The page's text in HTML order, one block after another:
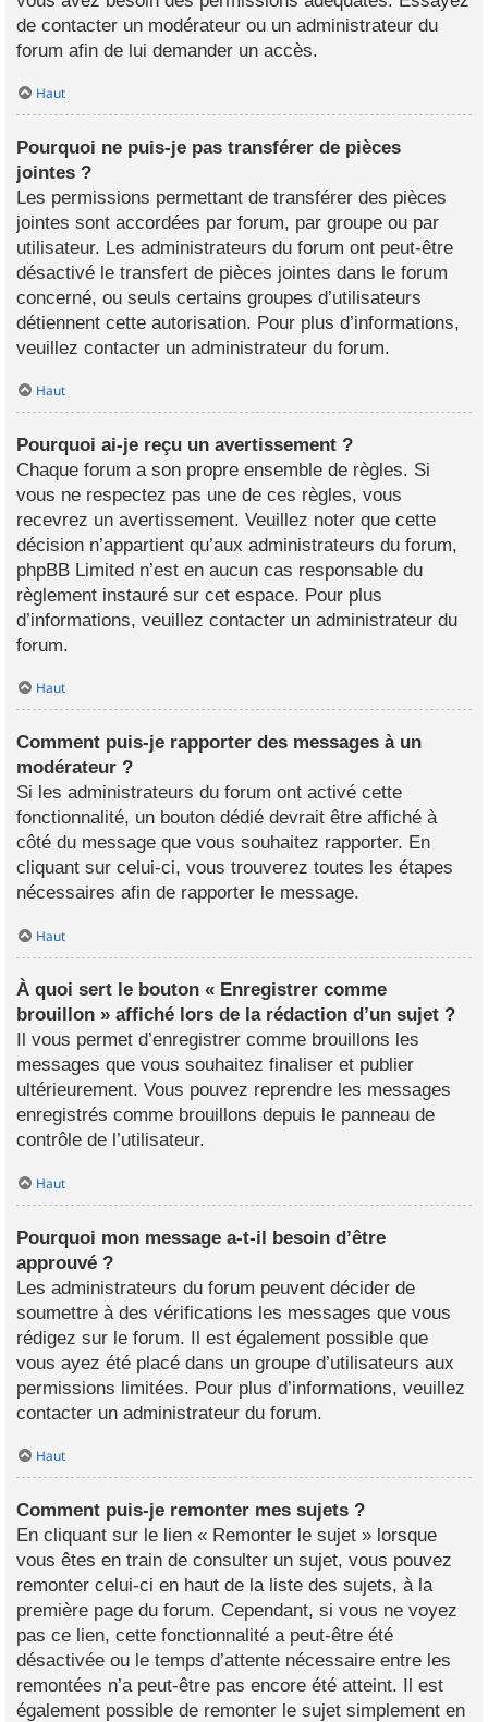
de contacter un modérateur ou un administrateur du
forum afin de lui demander un accès.
Haut
Pourquoi ne puis-je pas transférer de pièces
jointes ?
Les permissions permettant de transférer des pièces
jointes sont accordées par forum, par groupe ou par
utilisateur. Les administrateurs du forum ont peut-être
désactivé le transfert de pièces jointes dans le forum
concerné, ou seuls certains groupes d’utilisateurs
détiennent cette autorisation. Pour plus d’informations,
veuillez contacter un administrateur du forum.
Haut
Pourquoi ai-je reçu un avertissement ?
Chaque forum a son propre ensemble de règles. Si
vous ne respectez pas une de ces règles, vous
recevrez un avertissement. Veuillez noter que cette
décision n’appartient qu’aux administrateurs du forum,
phpBB Limited n’est en aucun cas responsable du
règlement instauré sur cet espace. Pour plus
d’informations, veuillez contacter un administrateur du
forum.
Haut
Comment puis-je rapporter des messages à un
modérateur ?
Si les administrateurs du forum ont activé cette
fonctionnalité, un bouton dédié devrait être affiché à
côté du message que vous souhaitez rapporter. En
cliquant sur celui-ci, vous trouverez toutes les étapes
nécessaires afin de rapporter le message.
Haut
À quoi sert le bouton « Enregistrer comme
brouillon » affiché lors de la rédaction d’un sujet ?
Il vous permet d’enregistrer comme brouillons les
messages que vous souhaitez finaliser et publier
ultérieurement. Vous pouvez reprendre les messages
enregistrés comme brouillons depuis le panneau de
contrôle de l’utilisateur.
Haut
Pourquoi mon message a-t-il besoin d’être
approuvé ?
Les administrateurs du forum peuvent décider de
soumettre à des vérifications les messages que vous
rédigez sur le forum. Il est également possible que
vous ayez été placé dans un groupe d’utilisateurs aux
permissions limitées. Pour plus d’informations, veuillez
contacter un administrateur du forum.
Haut
Comment puis-je remonter mes sujets ?
En cliquant sur le lien « Remonter le sujet » lorsque
vous êtes en train de consulter un sujet, vous pouvez
remonter celui-ci en haut de la liste des sujets, à la
première page du forum. Cependant, si vous ne voyez
pas ce lien, cette fonctionnalité a peut-être été
désactivée ou le temps d’attente nécessaire entre les
remontées n’a peut-être pas encore été atteint. Il est
également possible de remonter le sujet simplement en